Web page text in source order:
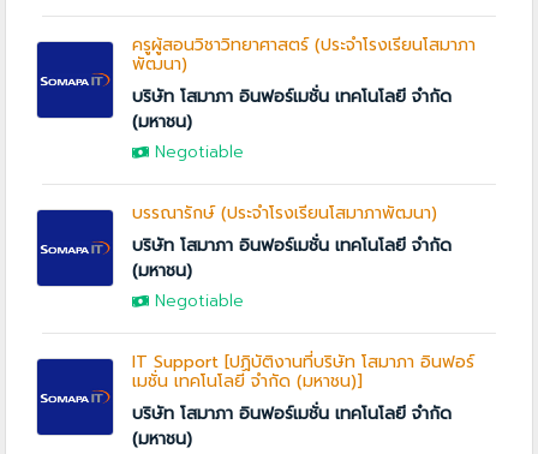
ครูผู้สอนวิชาวิทยาศาสตร์ (ประจำโรงเรียนโสมาภา
พัฒนา)
บริษัท โสมาภา อินฟอร์เมชั่น เทคโนโลยี จำกัด
(มหาชน)
Negotiable
บรรณารักษ์ (ประจำโรงเรียนโสมาภาพัฒนา)
บริษัท โสมาภา อินฟอร์เมชั่น เทคโนโลยี จำกัด
(มหาชน)
Negotiable
IT Support [ปฏิบัติงานที่บริษัท โสมาภา อินฟอร์
เมชั่น เทคโนโลยี จำกัด (มหาชน)]
บริษัท โสมาภา อินฟอร์เมชั่น เทคโนโลยี จำกัด
(มหาชน)